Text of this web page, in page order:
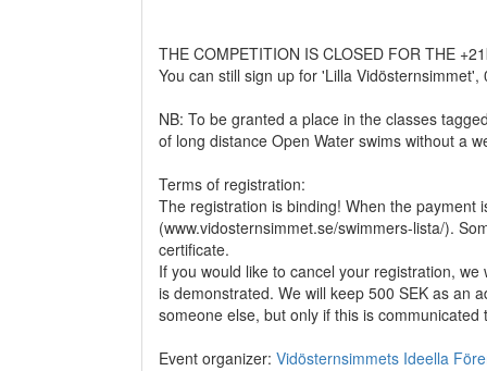
THE COMPETITION IS CLOSED FOR THE
You can still sign up for 'Lilla Vidösternsimmet',
NB: To be granted a place in the classes
of long distance Open Water swims without a
Terms of registration:
The registration is binding! When the payment
(www.vidosternsimmet.se/swimmers-lista/).
certificate.
If you would like to cancel your registration,
is demonstrated. We will keep 500 SEK as an
someone else, but only if this is
Event organizer: Vidösternsimmets Ideella